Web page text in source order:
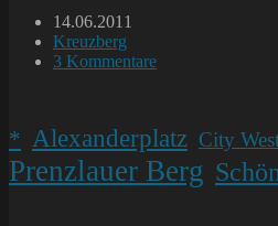
Beitrag
veröffentlicht:
14.06.2011
Beitrags-
Kategorie:
Kreuzberg
Beitrags-
3 Kommentare
* Alexanderplatz City
Prenzlauer Berg